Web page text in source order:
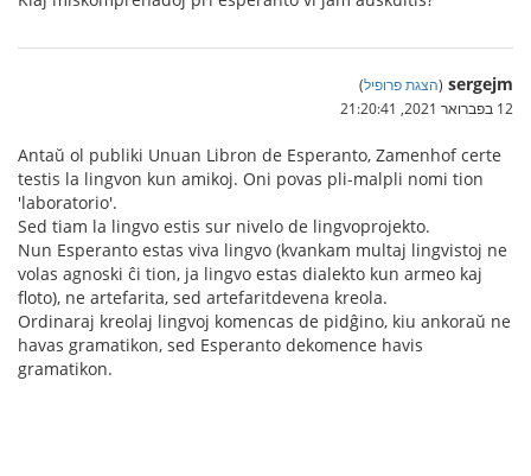
sergejm
(הצגת פרופיל)
12 בפברואר 2021, 21:20:41
Antaŭ ol publiki Unuan Libron de Esperanto, Zamenhof certe
testis la lingvon kun amikoj. Oni povas pli-malpli nomi tion
'laboratorio'.
Sed tiam la lingvo estis sur nivelo de lingvoprojekto.
Nun Esperanto estas viva lingvo (kvankam multaj lingvistoj ne
volas agnoski ĉi tion, ja lingvo estas dialekto kun armeo kaj
floto), ne artefarita, sed artefaritdevena kreola.
Ordinaraj kreolaj lingvoj komencas de pidĝino, kiu ankoraŭ ne
havas gramatikon, sed Esperanto dekomence havis
gramatikon.